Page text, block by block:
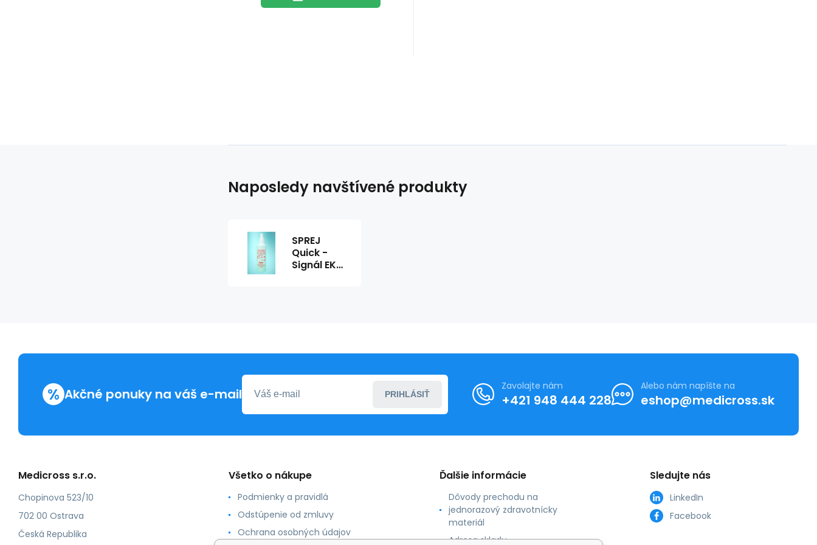
Naposledy navštívené produkty
SPREJ
Quick -
Signál EKG
% Akčné ponuky na váš e-mail PRIHLÁSIŤ
Zavolajte nám
+421 948 444 228
Alebo nám napíšte na
eshop@medicross.sk
Medicross s.r.o.
Chopinova 523/10
702 00 Ostrava
Česká Republika
Všetko o nákupe
Podmienky a pravidlá
Odstúpenie od zmluvy
Ochrana osobných údajov
Ďalšie informácie
Dôvody prechodu na
jednorazový zdravotnícky
materiál
Adresa skladu
Sledujte nás
LinkedIn
Facebook